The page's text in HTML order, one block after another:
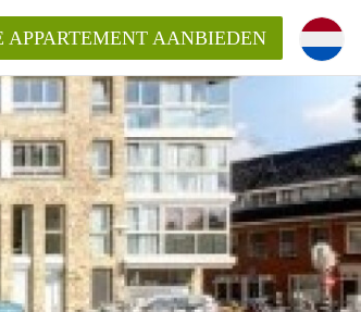
APPARTEMENT AANBIEDEN